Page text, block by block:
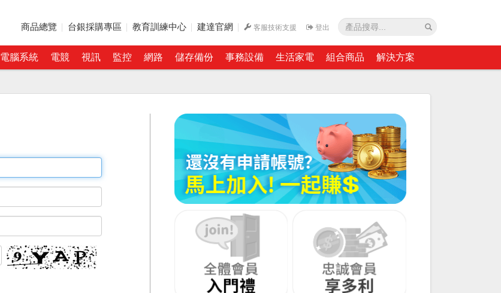
商品總覽 台銀採購專區 教育訓練中心 建達官網 客服技術支援 登出
電腦系統 電競 視訊 監控 網路 儲存備份 事務設備 生活家電 組合商品 解決方案